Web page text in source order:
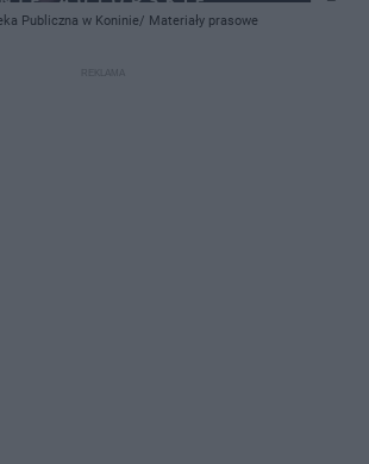
Publiczna w Koninie/ Materiały prasowe